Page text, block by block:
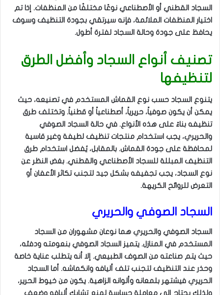
السجاد القطني أو الأصطناعي نوعًا مختلفًا من المنظفات. إذا تم
اختيار المنظفات الملائمة، فإنه سيرتقي بجودة التنظيف وسوف
يحافظ على جودة وحالة السجاد لفترة أطول.
تصنيف أنواع السجاد وأفضل الطرق
لتنظيفها
يتنوع السجاد حسب نوع القماش المستخدم في تصنيعه، حيث
يمكن أن يكون صوفياً، حريرياً، أصطناعياً أو قطنياً. وتختلف طرق
تنظيفه بناءً على هذه الأنواع. في حالة السجاد الصوفي
والحريري، يجب استخدام منتجات تنظيف لطيفة وغير قاسية
لمحافظة على جودة القماش. بالمقابل، يُفضل استخدام طرق
التنظيف المبللة للسجاد الأصطناعي والقطني. بغض النظر عن
نوع السجاد، يجب تجفيفه بشكل جيد لتجنب تكاثر الأعفان أو
التعرض للروائح الكريهة.
السجاد الصوفي والحريري
السجاد الصوفي والحريري هما نوعان مشهوران من السجاد
المستخدم في المنازل. يتميز السجاد الصوفي بنعومته ودفئه،
حيث يتم صناعته من الصوف الطبيعي. إلا أنه يتطلب عناية خاصة
وحذر عند التنظيف لتجنب تلف أليافه وانكماشه. أما السجاد
الحريري فيشتهر بلمعانه وألوانه الزاهية. يكون من خيوط الحرير،
ولذلك يحتاج إلى معاملة حساسة لمنع تشابك أليافه وضعف